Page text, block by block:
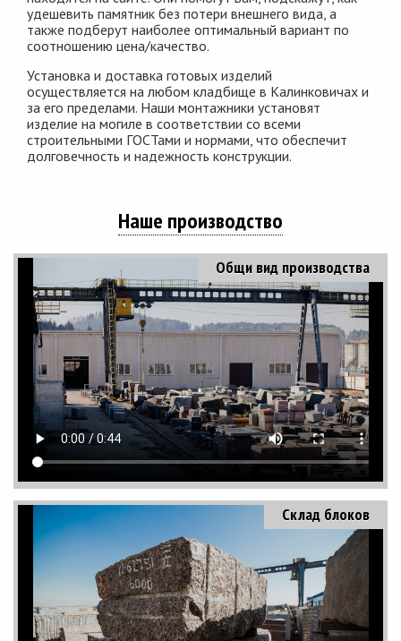
удешевить памятник без потери внешнего вида, а
также подберут наиболее оптимальный вариант по
соотношению цена/качество.
Установка и доставка готовых изделий
осуществляется на любом кладбище в Калинковичах и
за его пределами. Наши монтажники установят
изделие на могиле в соответствии со всеми
строительными ГОСТами и нормами, что обеспечит
долговечность и надежность конструкции.
Наше производство
Общи вид производства
Склад блоков